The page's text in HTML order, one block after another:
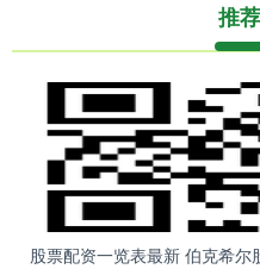
推
股票配资一览表最新 伯克希